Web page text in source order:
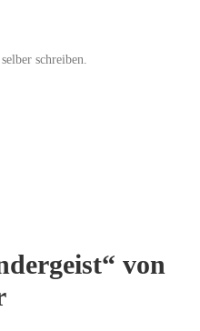
schreiben.
von